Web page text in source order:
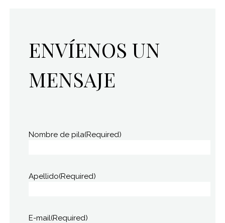
ENVÍENOS UN
MENSAJE
Nombre de pila(Required)
Apellido(Required)
E-mail(Required)